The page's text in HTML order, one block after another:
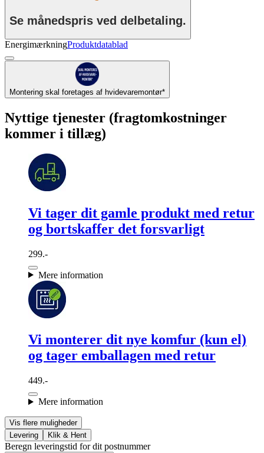
Se månedspris ved delbetaling.
EnergimærkningProduktdatablad
Montering skal foretages af hvidevaremontør*
Nyttige tjenester (fragtomkostninger
kommer i tillæg)
Vi tager dit gamle produkt med retur
og bortskaffer det forsvarligt
299.-
Mere information
Vi monterer dit nye komfur (kun el)
og tager emballagen med retur
449.-
Mere information
Vis flere muligheder
Levering
Klik & Hent
Beregn leveringstid for dit postnummer